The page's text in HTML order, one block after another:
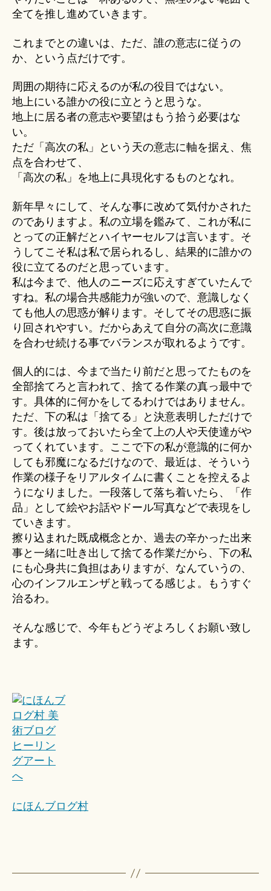
全てを推し進めていきます。
これまでとの違いは、ただ、誰の意志に従うの
か、という点だけです。
周囲の期待に応えるのが私の役目ではない。
地上にいる誰かの役に立とうと思うな。
地上に居る者の意志や要望はもう拾う必要はな
い。
ただ「高次の私」という天の意志に軸を据え、焦
点を合わせて、
「高次の私」を地上に具現化するものとなれ。
新年早々にして、そんな事に改めて気付かされた
のでありますよ。私の立場を鑑みて、これが私に
とっての正解だとハイヤーセルフは言います。そ
うしてこそ私は私で居られるし、結果的に誰かの
役に立てるのだと思っています。
私は今まで、他人のニーズに応えすぎていたんで
すね。私の場合共感能力が強いので、意識しなく
ても他人の思惑が解ります。そしてその思惑に振
り回されやすい。だからあえて自分の高次に意識
を合わせ続ける事でバランスが取れるようです。
個人的には、今まで当たり前だと思ってたものを
全部捨てろと言われて、捨てる作業の真っ最中で
す。具体的に何かをしてるわけではありません。
ただ、下の私は「捨てる」と決意表明しただけで
す。後は放っておいたら全て上の人や天使達がや
ってくれています。ここで下の私が意識的に何か
しても邪魔になるだけなので、最近は、そういう
作業の様子をリアルタイムに書くことを控えるよ
うになりました。一段落して落ち着いたら、「作
品」として絵やお話やドール写真などで表現をし
ていきます。
擦り込まれた既成概念とか、過去の辛かった出来
事と一緒に吐き出して捨てる作業だから、下の私
にも心身共に負担はありますが、なんていうの、
心のインフルエンザと戦ってる感じよ。もうすぐ
治るわ。
そんな感じで、今年もどうぞよろしくお願い致し
ます。
にほんブログ村